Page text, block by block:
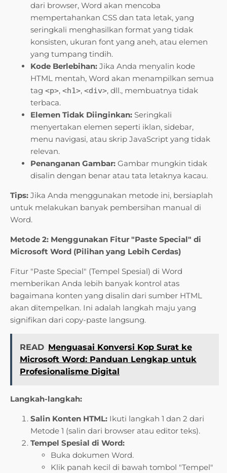
dari browser, Word akan mencoba
mempertahankan CSS dan tata letak, yang
seringkali menghasilkan format yang tidak
konsisten, ukuran font yang aneh, atau elemen
yang tumpang tindih.
Kode Berlebihan: Jika Anda menyalin kode
HTML mentah, Word akan menampilkan semua
tag <p>, <h1>, <div>, dll., membuatnya tidak
terbaca.
Elemen Tidak Diinginkan: Seringkali
menyertakan elemen seperti iklan, sidebar,
menu navigasi, atau skrip JavaScript yang tidak
relevan.
Penanganan Gambar: Gambar mungkin tidak
disalin dengan benar atau tata letaknya kacau.
Tips: Jika Anda menggunakan metode ini, bersiaplah
untuk melakukan banyak pembersihan manual di
Word.
Metode 2: Menggunakan Fitur "Paste Special" di
Microsoft Word (Pilihan yang Lebih Cerdas)
Fitur "Paste Special" (Tempel Spesial) di Word
memberikan Anda lebih banyak kontrol atas
bagaimana konten yang disalin dari sumber HTML
akan ditempelkan. Ini adalah langkah maju yang
signifikan dari copy-paste langsung.
READ Menguasai Konversi Kop Surat ke
Microsoft Word: Panduan Lengkap untuk
Profesionalisme Digital
Langkah-langkah:
Salin Konten HTML: Ikuti langkah 1 dan 2 dari
Metode 1 (salin dari browser atau editor teks).
Tempel Spesial di Word:
Buka dokumen Word.
Klik panah kecil di bawah tombol "Tempel"